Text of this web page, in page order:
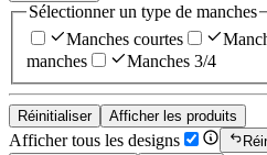
Sélectionner un type de manches
Manches courtes
manches
Manches 3/4
Réinitialiser Afficher les produits
Afficher tous les designs